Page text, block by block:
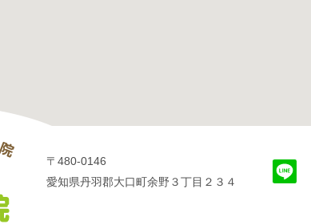
〒480-0146
愛知県丹羽郡大口町余野３丁目２３４